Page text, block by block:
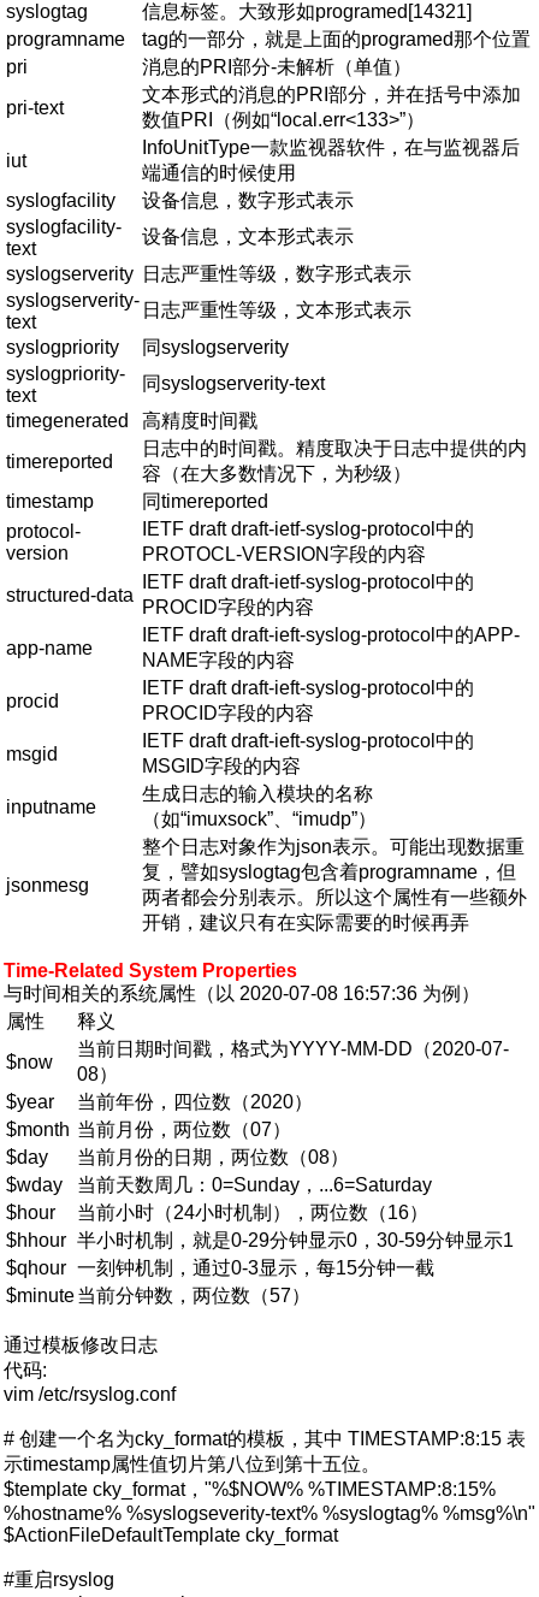
syslogtag
信息标签。大致形如programed[14321]
programname
tag的一部分，就是上面的programed那个位置
pri
消息的PRI部分-未解析（单值）
pri-text
文本形式的消息的PRI部分，并在括号中添加
数值PRI（例如“local.err<133>”）
iut
InfoUnitType一款监视器软件，在与监视器后
端通信的时候使用
syslogfacility
设备信息，数字形式表示
syslogfacility-
text
设备信息，文本形式表示
syslogserverity 日志严重性等级，数字形式表示
syslogserverity-
text
日志严重性等级，文本形式表示
syslogpriority
同syslogserverity
syslogpriority-
text
同syslogserverity-text
timegenerated
高精度时间戳
timereported
日志中的时间戳。精度取决于日志中提供的内
容（在大多数情况下，为秒级）
timestamp
同timereported
protocol-
version
IETF draft draft-ietf-syslog-protocol中的
PROTOCL-VERSION字段的内容
structured-data
IETF draft draft-ietf-syslog-protocol中的
PROCID字段的内容
app-name
IETF draft draft-ieft-syslog-protocol中的APP-
NAME字段的内容
procid
IETF draft draft-ieft-syslog-protocol中的
PROCID字段的内容
msgid
IETF draft draft-ieft-syslog-protocol中的
MSGID字段的内容
inputname
生成日志的输入模块的名称
（如“imuxsock”、“imudp”）
jsonmesg
整个日志对象作为json表示。可能出现数据重
复，譬如syslogtag包含着programname，但
两者都会分别表示。所以这个属性有一些额外
开销，建议只有在实际需要的时候再弄
Time-Related System Properties
与时间相关的系统属性（以 2020-07-08 16:57:36 为例）
属性
释义
$now
当前日期时间戳，格式为YYYY-MM-DD（2020-07-
08）
$year
当前年份，四位数（2020）
$month 当前月份，两位数（07）
$day
当前月份的日期，两位数（08）
$wday
当前天数周几：0=Sunday，...6=Saturday
$hour
当前小时（24小时机制），两位数（16）
$hhour 半小时机制，就是0-29分钟显示0，30-59分钟显示1
$qhour 一刻钟机制，通过0-3显示，每15分钟一截
$minute当前分钟数，两位数（57）
通过模板修改日志
代码:
vim /etc/rsyslog.conf
# 创建一个名为cky_format的模板，其中 TIMESTAMP:8:15 表
示timestamp属性值切片第八位到第十五位。
$template cky_format，"%$NOW% %TIMESTAMP:8:15%
%hostname% %syslogseverity-text% %syslogtag% %msg%\n"
$ActionFileDefaultTemplate cky_format
#重启rsyslog